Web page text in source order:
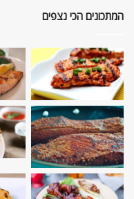
המתכונים הכי נצפים